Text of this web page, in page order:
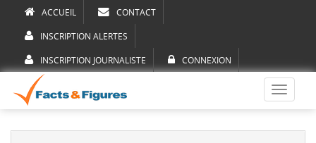
ACCUEIL CONTACT
INSCRIPTION ALERTES
INSCRIPTION JOURNALISTE CONNEXION
Toggle